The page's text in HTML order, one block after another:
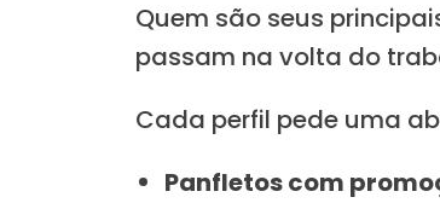
Quem são seus
passam na volta do
Cada perfil pede uma
Panfletos com